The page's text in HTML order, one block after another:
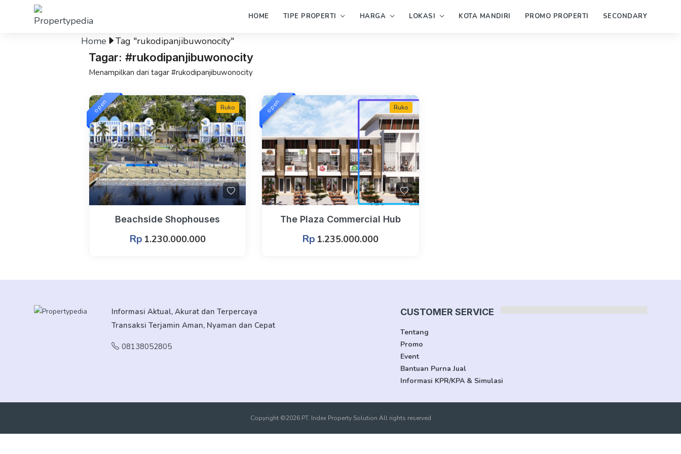
HOME TIPE PROPERTI HARGA LOKASI KOTA MANDIRI PROMO PROPERTI SECONDARY
Home Tag "rukodipanjibuwonocity"
Tagar: #rukodipanjibuwonocity
Menampilkan dari tagar #rukodipanjibuwonocity
open Ruko
Beachside Shophouses
Rp 1.230.000.000
open Ruko
The Plaza Commercial Hub
Rp 1.235.000.000
Informasi Aktual, Akurat dan Terpercaya
Transaksi Terjamin Aman, Nyaman dan Cepat
08138052805
CUSTOMER SERVICE
Tentang
Promo
Event
Bantuan Purna Jual
Informasi KPR/KPA & Simulasi
Copyright ©2026 PT. Index Property Solution All rights reserved